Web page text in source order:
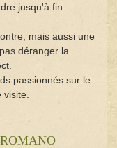
jusqu'à fin
mais aussi une
déranger la
passionnés sur le